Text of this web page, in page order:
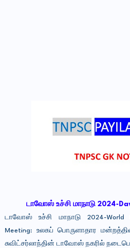
டாவோஸ் உச்சி மாநாடு 2024-
டாவோஸ் உச்சி மாநாடு 2024-World
Meeting: உலகப் பொருளாதார
சுவிட்சர்லாந்தின் டாவோஸ் நகரில்